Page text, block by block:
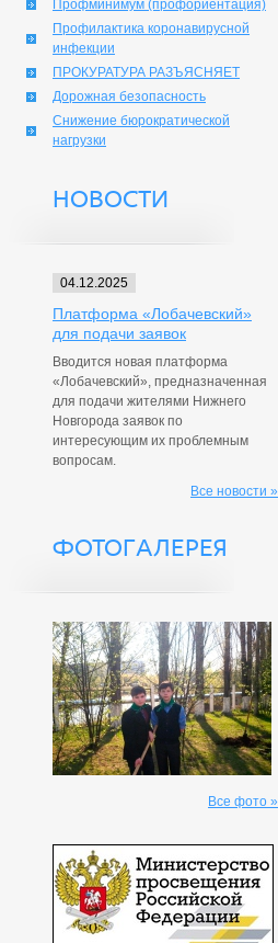
Профминимум (профориентация)
Профилактика коронавирусной
инфекции
ПРОКУРАТУРА РАЗЪЯСНЯЕТ
Дорожная безопасность
Снижение бюрократической
нагрузки
НОВОСТИ
04.12.2025
Платформа «Лобачевский»
для подачи заявок
Вводится новая платформа
«Лобачевский», предназначенная
для подачи жителями Нижнего
Новгорода заявок по
интересующим их проблемным
вопросам.
Все новости »
ФОТОГАЛЕРЕЯ
Все фото »